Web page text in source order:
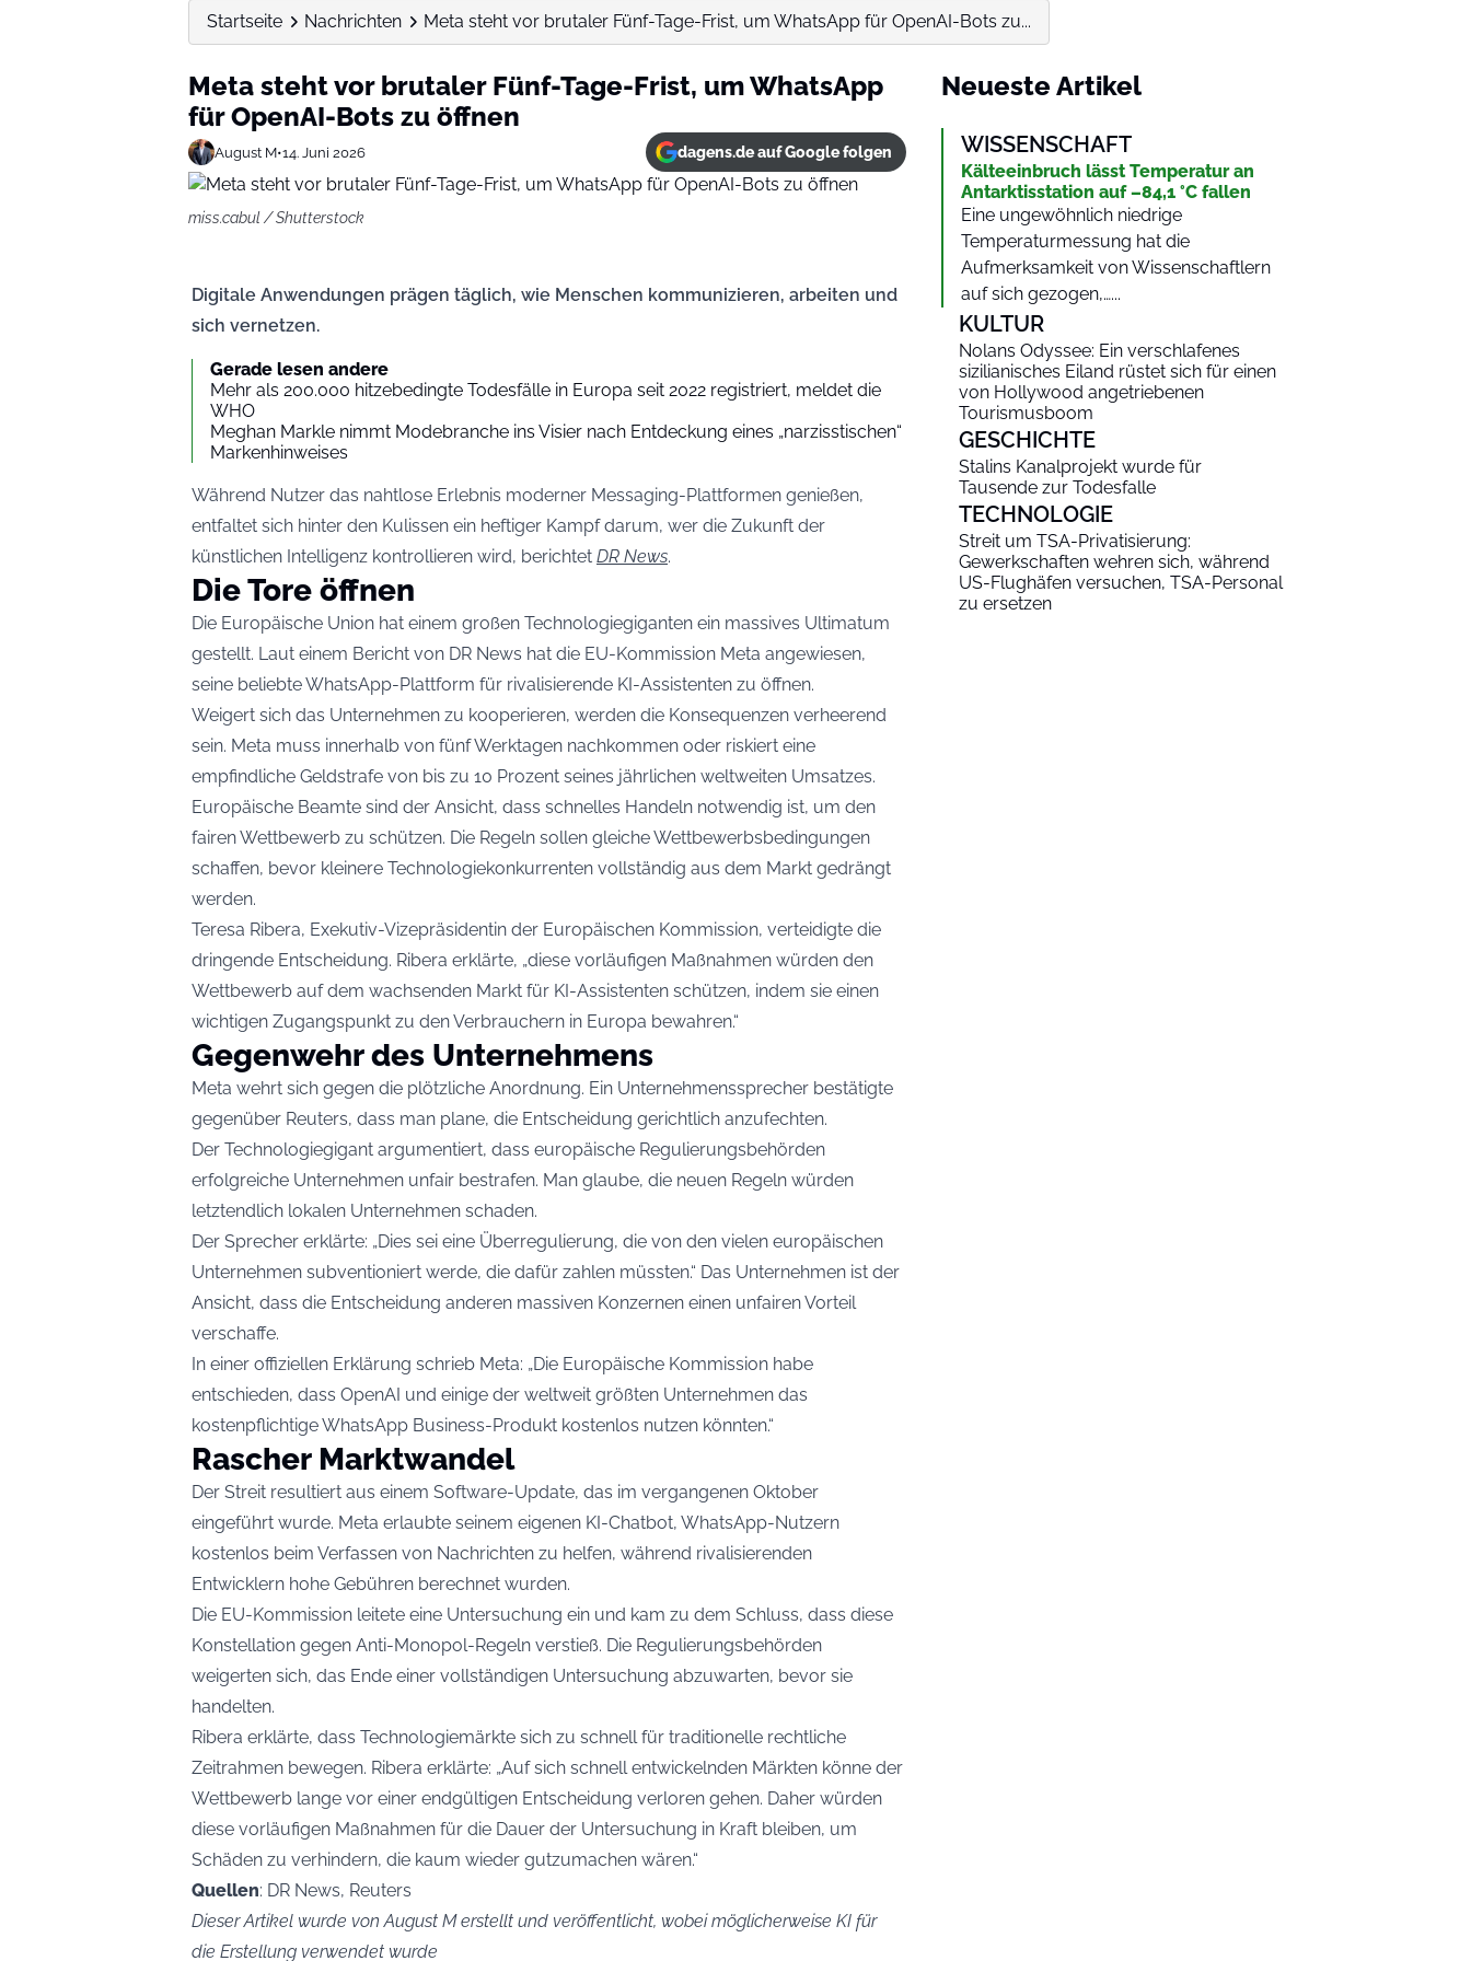
Startseite Nachrichten Meta steht vor brutaler Fünf-Tage-Frist, um WhatsApp für OpenAI-Bots zu...
Meta steht vor brutaler Fünf-Tage-Frist, um WhatsApp
für OpenAI-Bots zu öffnen
August M•14. Juni 2026 dagens.de auf Google folgen
miss.cabul / Shutterstock
Digitale Anwendungen prägen täglich, wie Menschen kommunizieren, arbeiten und
sich vernetzen.
Gerade lesen andere
Mehr als 200.000 hitzebedingte Todesfälle in Europa seit 2022 registriert, meldet die
WHO
Meghan Markle nimmt Modebranche ins Visier nach Entdeckung eines „narzisstischen“
Markenhinweises
Während Nutzer das nahtlose Erlebnis moderner Messaging-Plattformen genießen,
entfaltet sich hinter den Kulissen ein heftiger Kampf darum, wer die Zukunft der
künstlichen Intelligenz kontrollieren wird, berichtet DR News.
Die Tore öffnen
Die Europäische Union hat einem großen Technologiegiganten ein massives Ultimatum
gestellt. Laut einem Bericht von DR News hat die EU-Kommission Meta angewiesen,
seine beliebte WhatsApp-Plattform für rivalisierende KI-Assistenten zu öffnen.
Weigert sich das Unternehmen zu kooperieren, werden die Konsequenzen verheerend
sein. Meta muss innerhalb von fünf Werktagen nachkommen oder riskiert eine
empfindliche Geldstrafe von bis zu 10 Prozent seines jährlichen weltweiten Umsatzes.
Europäische Beamte sind der Ansicht, dass schnelles Handeln notwendig ist, um den
fairen Wettbewerb zu schützen. Die Regeln sollen gleiche Wettbewerbsbedingungen
schaffen, bevor kleinere Technologiekonkurrenten vollständig aus dem Markt gedrängt
werden.
Teresa Ribera, Exekutiv-Vizepräsidentin der Europäischen Kommission, verteidigte die
dringende Entscheidung. Ribera erklärte, „diese vorläufigen Maßnahmen würden den
Wettbewerb auf dem wachsenden Markt für KI-Assistenten schützen, indem sie einen
wichtigen Zugangspunkt zu den Verbrauchern in Europa bewahren.“
Gegenwehr des Unternehmens
Meta wehrt sich gegen die plötzliche Anordnung. Ein Unternehmenssprecher bestätigte
gegenüber Reuters, dass man plane, die Entscheidung gerichtlich anzufechten.
Der Technologiegigant argumentiert, dass europäische Regulierungsbehörden
erfolgreiche Unternehmen unfair bestrafen. Man glaube, die neuen Regeln würden
letztendlich lokalen Unternehmen schaden.
Der Sprecher erklärte: „Dies sei eine Überregulierung, die von den vielen europäischen
Unternehmen subventioniert werde, die dafür zahlen müssten.“ Das Unternehmen ist der
Ansicht, dass die Entscheidung anderen massiven Konzernen einen unfairen Vorteil
verschaffe.
In einer offiziellen Erklärung schrieb Meta: „Die Europäische Kommission habe
entschieden, dass OpenAI und einige der weltweit größten Unternehmen das
kostenpflichtige WhatsApp Business-Produkt kostenlos nutzen könnten.“
Rascher Marktwandel
Der Streit resultiert aus einem Software-Update, das im vergangenen Oktober
eingeführt wurde. Meta erlaubte seinem eigenen KI-Chatbot, WhatsApp-Nutzern
kostenlos beim Verfassen von Nachrichten zu helfen, während rivalisierenden
Entwicklern hohe Gebühren berechnet wurden.
Die EU-Kommission leitete eine Untersuchung ein und kam zu dem Schluss, dass diese
Konstellation gegen Anti-Monopol-Regeln verstieß. Die Regulierungsbehörden
weigerten sich, das Ende einer vollständigen Untersuchung abzuwarten, bevor sie
handelten.
Ribera erklärte, dass Technologiemärkte sich zu schnell für traditionelle rechtliche
Zeitrahmen bewegen. Ribera erklärte: „Auf sich schnell entwickelnden Märkten könne der
Wettbewerb lange vor einer endgültigen Entscheidung verloren gehen. Daher würden
diese vorläufigen Maßnahmen für die Dauer der Untersuchung in Kraft bleiben, um
Schäden zu verhindern, die kaum wieder gutzumachen wären.“
Quellen: DR News, Reuters
Dieser Artikel wurde von August M erstellt und veröffentlicht, wobei möglicherweise KI für
die Erstellung verwendet wurde
Neueste Artikel
WISSENSCHAFT
Kälteeinbruch lässt Temperatur an
Antarktisstation auf –84,1 °C fallen
Eine ungewöhnlich niedrige
Temperaturmessung hat die
Aufmerksamkeit von Wissenschaftlern
auf sich gezogen,…...
KULTUR
Nolans Odyssee: Ein verschlafenes
sizilianisches Eiland rüstet sich für einen
von Hollywood angetriebenen
Tourismusboom
GESCHICHTE
Stalins Kanalprojekt wurde für
Tausende zur Todesfalle
TECHNOLOGIE
Streit um TSA-Privatisierung:
Gewerkschaften wehren sich, während
US-Flughäfen versuchen, TSA-Personal
zu ersetzen